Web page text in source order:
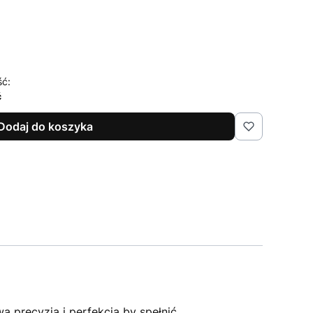
do koszyka